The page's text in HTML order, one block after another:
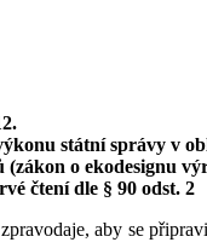
státní správy v
(zákon o ekodesignu
čtení dle § 90 odst. 2
aby se